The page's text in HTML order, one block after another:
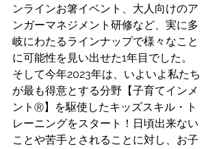
ンラインお箸イベント、大人向けのア
ンガーマネジメント研修など、実に多
岐にわたるラインナップで様々なこと
に可能性を見い出せた1年目でした。
そして今年2023年は、いよいよ私たち
が最も得意とする分野【子育てインメ
ント Ⓡ】を駆使したキッズスキル・ト
レーニングをスタート！日頃出来ない
ことや苦手とされることに対し、お子